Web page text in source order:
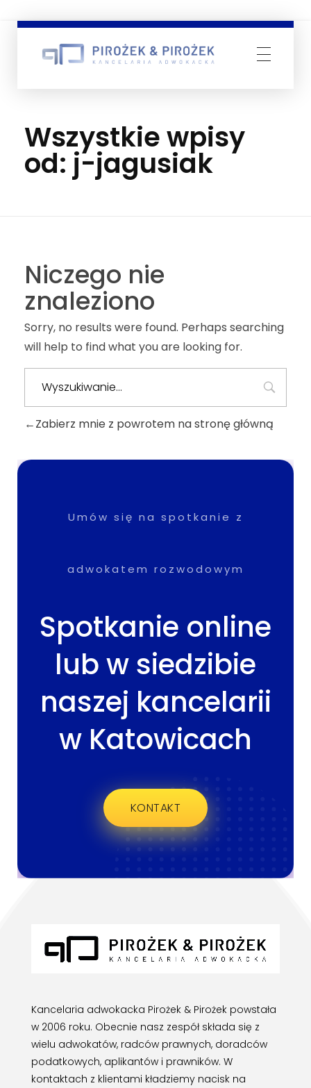
Wszystkie wpisy
od: j-jagusiak
Niczego nie
znaleziono
Sorry, no results were found. Perhaps searching
will help to find what you are looking for.
Zabierz mnie z powrotem na stronę główną
Umów się na spotkanie z
adwokatem rozwodowym
Spotkanie online
lub w siedzibie
naszej kancelarii
w Katowicach
KONTAKT
Kancelaria adwokacka Pirożek & Pirożek powstała
w 2006 roku. Obecnie nasz zespół składa się z
wielu adwokatów, radców prawnych, doradców
podatkowych, aplikantów i prawników. W
kontaktach z klientami kładziemy nacisk na